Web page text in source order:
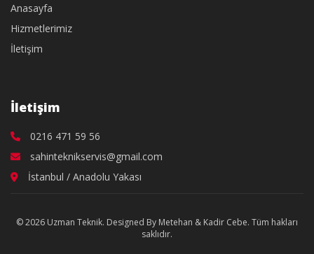
Anasayfa
Hizmetlerimiz
İletişim
İletişim
0216 471 59 56
sahinteknikservis@gmail.com
İstanbul / Anadolu Yakası
© 2026 Uzman Teknik. Designed By Metehan & Kadir Cebe. Tüm hakları
saklıdır.